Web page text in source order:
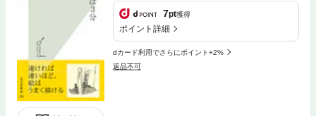
7pt獲得
ポイント詳細
dカード利用でさらにポイント+2%
返品不可